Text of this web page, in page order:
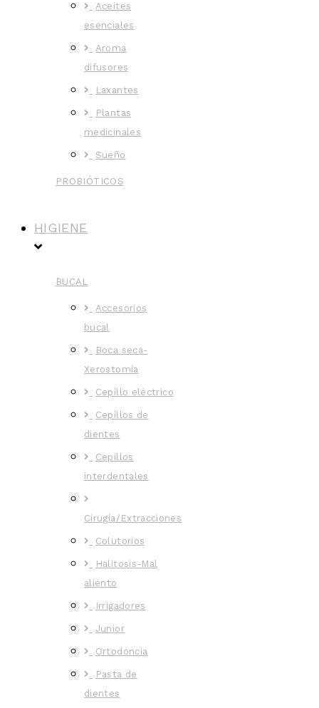
Aceites
esenciales
Aroma
difusores
Laxantes
Plantas
medicinales
Sueño
PROBIÓTICOS
HIGIENE
BUCAL
Accesorios
bucal
Boca seca-
Xerostomía
Cepillo eléctrico
Cepillos de
dientes
Cepillos
interdentales
Cirugía/Extracciones
Colutorios
Halitosis-Mal
aliento
Irrigadores
Junior
Ortodoncia
Pasta de
dientes